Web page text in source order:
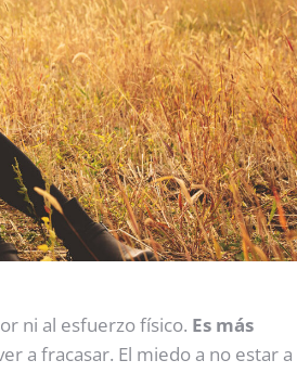
ni al esfuerzo físico. Es más
a fracasar. El miedo a no estar a